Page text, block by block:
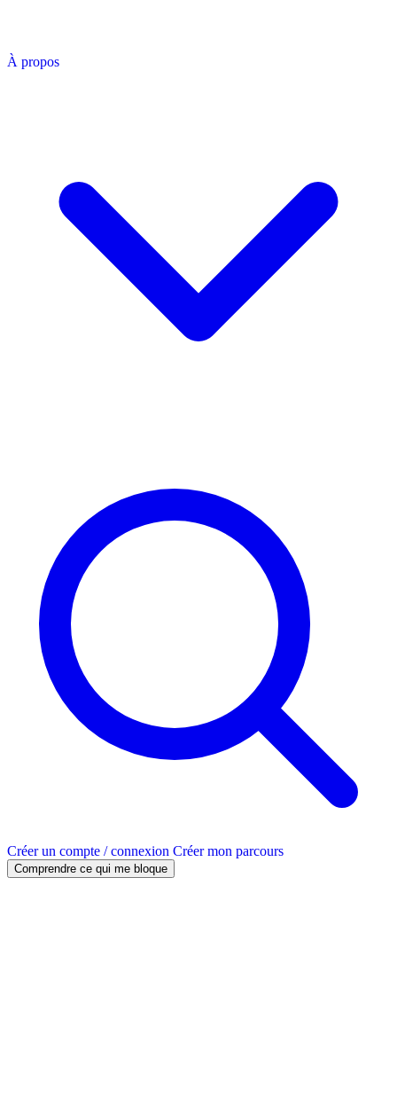
À propos
Créer un compte / connexion Créer mon parcours
Comprendre ce qui me bloque